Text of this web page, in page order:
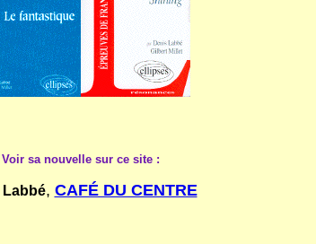
Voir sa nouvelle sur ce site :
Labbé, CAFÉ DU CENTRE